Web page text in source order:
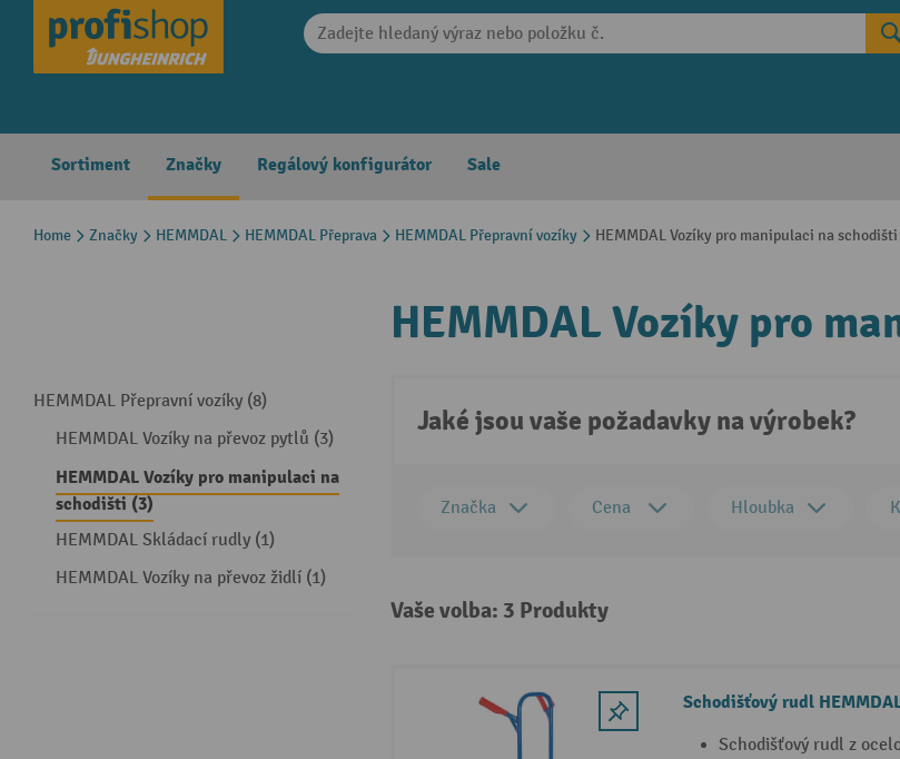
Skip to main navigation
Sortiment Značky Regálový konfigurátor Sale
Home Značky HEMMDAL HEMMDAL Přeprava HEMMDAL Přepravní vozíky HEMMDAL Vozíky pro manipulaci na schodišti
HEMMDAL Přepravní vozíky (8)
HEMMDAL Vozíky na převoz pytlů (3)
HEMMDAL Vozíky pro manipulaci na
schodišti (3)
HEMMDAL Skládací rudly (1)
HEMMDAL Vozíky na převoz židlí (1)
HEMMDAL Vozíky pro
Jaké jsou vaše požadavky na výrobek?
Značka Cena Hloubka
Vaše volba: 3 Produkty
Schodišťový rudl
Schodišťový rudl z